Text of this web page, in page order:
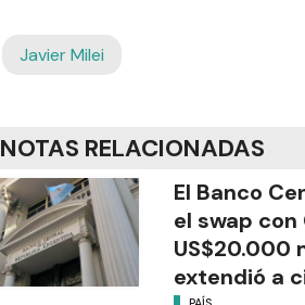
Javier Milei
NOTAS RELACIONADAS
El Banco
el swap con
US$20.000
extendió a